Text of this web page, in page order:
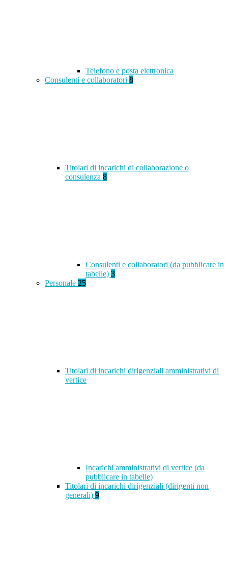
Telefono e posta elettronica
Consulenti e collaboratori 8
Titolari di incarichi di collaborazione o
consulenza 8
Consulenti e collaboratori (da pubblicare in
tabelle) 3
Personale 25
Titolari di incarichi dirigenziali amministrativi di
vertice
Incarichi amministrativi di vertice (da
pubblicare in tabelle)
Titolari di incarichi dirigenziali (dirigenti non
generali) 9